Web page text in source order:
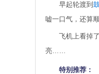
早起轮渡到
嘘一口气，还算顺
飞机上看掉
亮……
特别推荐：